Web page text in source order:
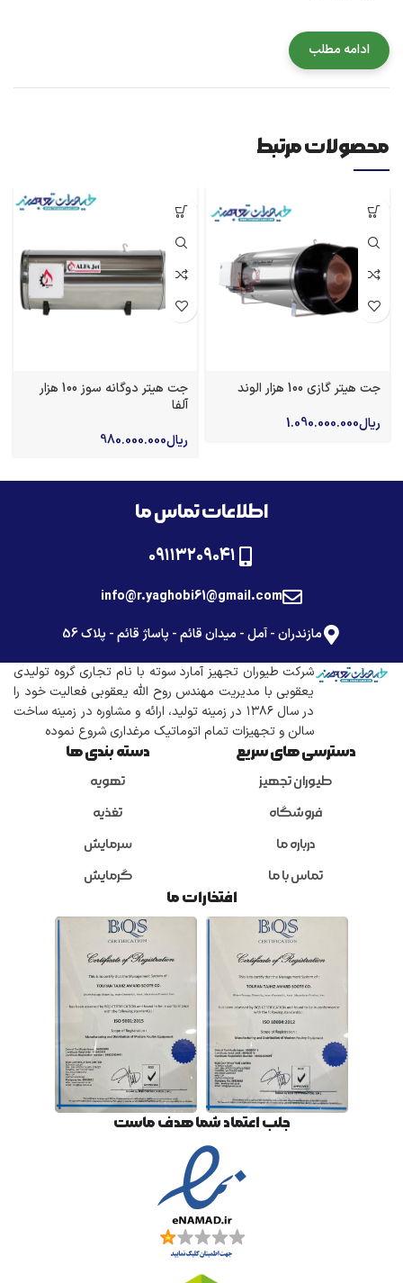
ادامه مطلب
جت هیتر گازی 100 هزار الوند
ریال1.090.000.000
جت هیتر دوگانه سوز 100 هزار
آلفا
ریال980.000.000
اطلاعات تماس ما
۰۹۱۱۳۲۰۹۰۴۱
info@r.yaghobi61@gmail.com
مازندران - آمل - میدان قائم - پاساژ قائم - پلاک 56
شرکت طیوران تجهیز آمارد سوته با نام تجاری گروه تولیدی
یعقوبی با مدیریت مهندس روح الله یعقوبی فعالیت خود را
در سال ۱۳۸۶ در زمینه تولید، ارائه و مشاوره در زمینه ساخت
سالن و تجهیزات تمام اتوماتیک مرغداری شروع نموده
دسترسی های سریع
طیوران تجهیز
فروشگاه
درباره ما
تماس با ما
دسته بندی ها
تهویه
تغذیه
سرمایش
گرمایش
افتخارات ما
جلب اعتماد شما هدف ماست